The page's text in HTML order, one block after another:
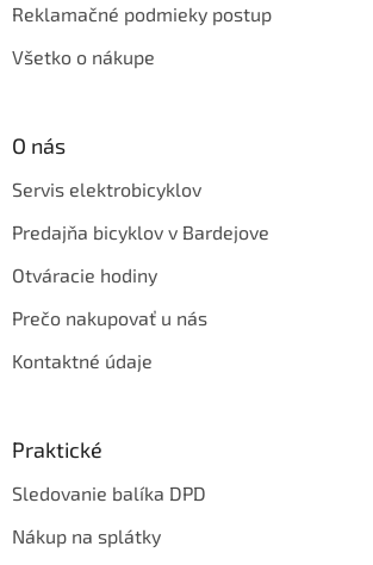
Reklamačné podmieky postup
Všetko o nákupe
O nás
Servis elektrobicyklov
Predajňa bicyklov v Bardejove
Otváracie hodiny
Prečo nakupovať u nás
Kontaktné údaje
Praktické
Sledovanie balíka DPD
Nákup na splátky